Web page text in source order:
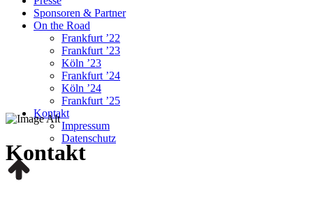
Sponsoren & Partner
On the Road
Frankfurt ’22
Frankfurt ’23
Köln ’23
Frankfurt ’24
Köln ’24
Frankfurt ’25
Kontakt
Impressum
Datenschutz
Kontakt